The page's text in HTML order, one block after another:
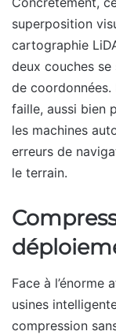
superposition
cartographie
deux couches
de
faille, aussi bien
les machines
erreurs de
le terrain.
Face à l’énorme
usines
compression